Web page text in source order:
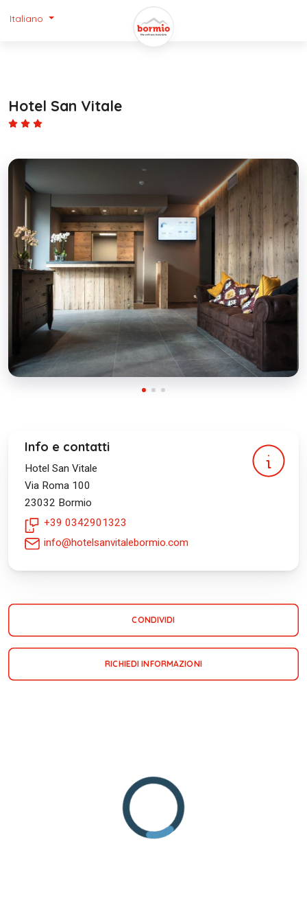
Italiano
Hotel San Vitale
Info e contatti
Hotel San Vitale
Via Roma 100
23032 Bormio
+39 0342901323
info@hotelsanvitalebormio.com
CONDIVIDI
RICHIEDI INFORMAZIONI